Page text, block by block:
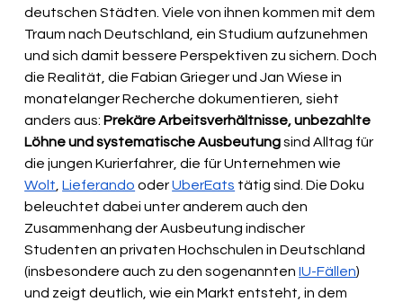
deutschen Städten. Viele von ihnen kommen mit dem
Traum nach Deutschland, ein Studium aufzunehmen
und sich damit bessere Perspektiven zu sichern. Doch
die Realität, die Fabian Grieger und Jan Wiese in
monatelanger Recherche dokumentieren, sieht
anders aus: Prekäre Arbeitsverhältnisse, unbezahlte
Löhne und systematische Ausbeutung sind Alltag für
die jungen Kurierfahrer, die für Unternehmen wie
Wolt , Lieferando oder UberEats tätig sind. Die Doku
beleuchtet dabei unter anderem auch den
Zusammenhang der Ausbeutung indischer
Studenten an privaten Hochschulen in Deutschland
(insbesondere auch zu den sogenannten IU-Fällen)
und zeigt deutlich, wie ein Markt entsteht, in dem